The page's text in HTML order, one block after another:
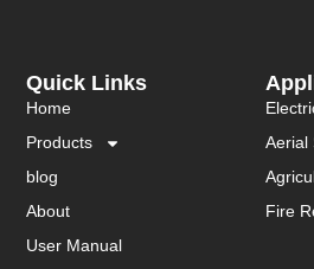
Aerial
Fire
Quick Links
Home
Products
blog
About
User Manual